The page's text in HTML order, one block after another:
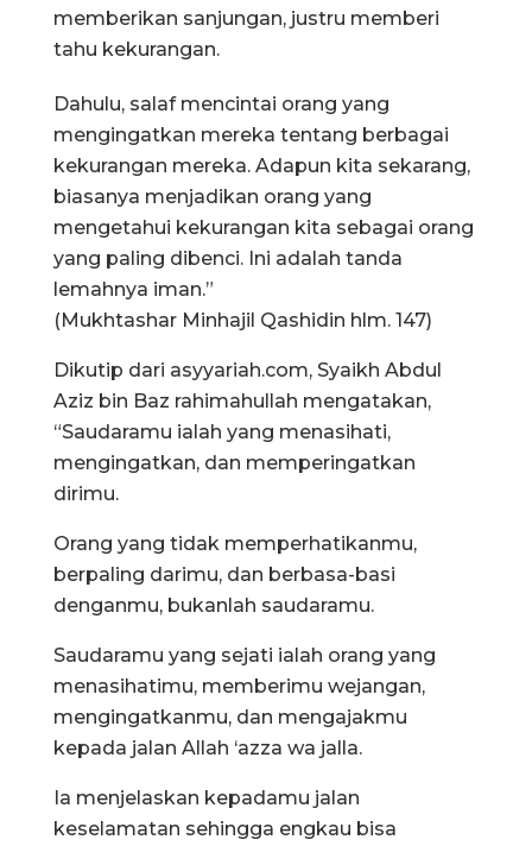
memberikan sanjungan, justru memberi
tahu kekurangan.
Dahulu, salaf mencintai orang yang
mengingatkan mereka tentang berbagai
kekurangan mereka. Adapun kita sekarang,
biasanya menjadikan orang yang
mengetahui kekurangan kita sebagai orang
yang paling dibenci. Ini adalah tanda
lemahnya iman.”
(Mukhtashar Minhajil Qashidin hlm. 147)
Dikutip dari asyyariah.com, Syaikh Abdul
Aziz bin Baz rahimahullah mengatakan,
“Saudaramu ialah yang menasihati,
mengingatkan, dan memperingatkan
dirimu.
Orang yang tidak memperhatikanmu,
berpaling darimu, dan berbasa-basi
denganmu, bukanlah saudaramu.
Saudaramu yang sejati ialah orang yang
menasihatimu, memberimu wejangan,
mengingatkanmu, dan mengajakmu
kepada jalan Allah ‘azza wa jalla.
Ia menjelaskan kepadamu jalan
keselamatan sehingga engkau bisa